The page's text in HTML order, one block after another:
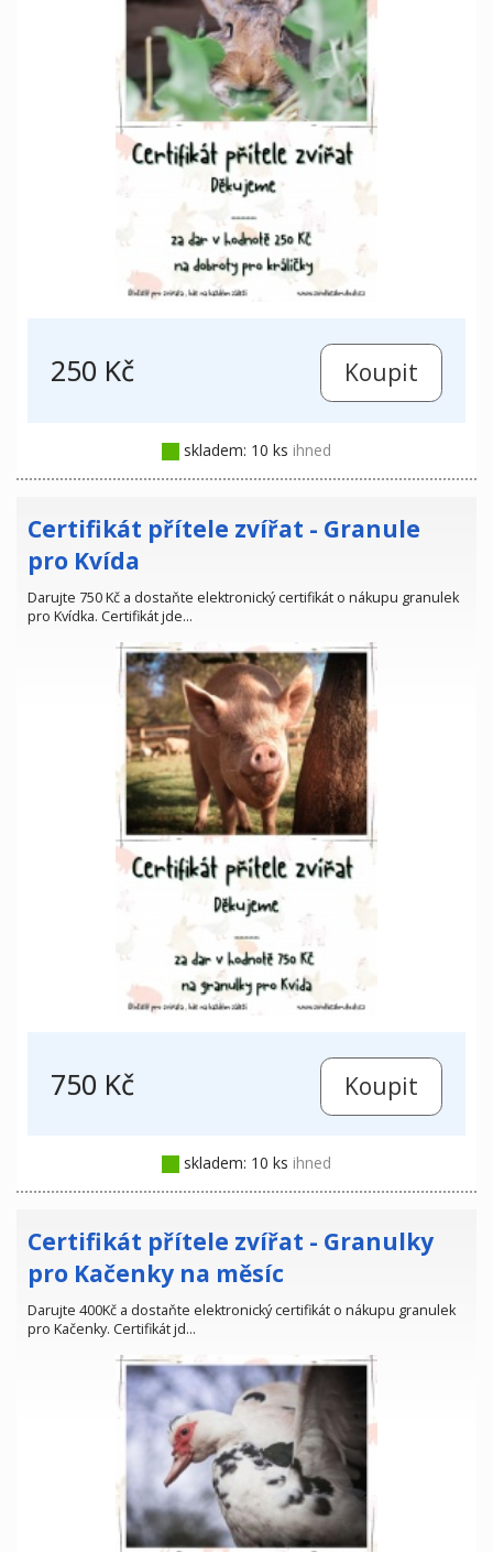
250 Kč
skladem: 10 ks ihned
Certifikát přítele zvířat - Granule
pro Kvída
Darujte 750 Kč a dostaňte elektronický certifikát o nákupu granulek
pro Kvídka. Certifikát jde…
750 Kč
skladem: 10 ks ihned
Certifikát přítele zvířat - Granulky
pro Kačenky na měsíc
Darujte 400Kč a dostaňte elektronický certifikát o nákupu granulek
pro Kačenky. Certifikát jd…